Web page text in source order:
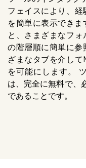
フェイスにより、
を簡単に表示でき
と、さまざまなフ
の階層順に簡単に参
ざまなタブを介し
を可能にします。
は、完全に無料で、
であることです。